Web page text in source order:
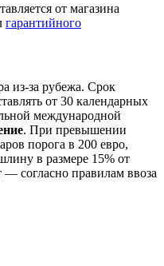
от магазина
гарантийного
из-за рубежа. Срок
от 30 календарных
международной
. При превышении
порога в 200 евро,
в размере 15% от
согласно правилам ввоза